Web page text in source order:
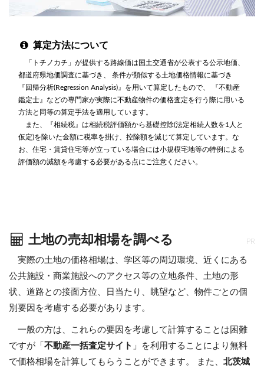
算定方法について
「トチノカチ」が提供する路線価は国土交通省が公表する公示地価、
都道府県地価調査に基づき、 条件が類似する土地価格情報に基づき
『回帰分析(Regression Analysis)』を用いて算定したもので、 『不動産
鑑定士』などの専門家が実際に不動産物件の価格査定を行う際に用いる
方法と同等の算定手法を適用しています。
また、『相続税』は相続税評価額から基礎控除(法定相続人数を1人と
仮定)を除いた金額に税率を掛け、控除額を減じて算定しています。な
お、住宅・賃貸住宅等が立っている場合には小規模宅地等の特例による
評価額の減額を考慮する必要がある点にご注意ください。
土地の売却相場を調べる PR
実際の土地の価格相場は、学区等の周辺環境、近くにある
公共施設・商業施設へのアクセス等の立地条件、土地の形
状、道路との接面方位、日当たり、眺望など、物件ごとの個
別要因を考慮する必要があります。
一般の方は、これらの要因を考慮して計算することは困難
ですが「 不動産一括査定サイト 」を利用することにより無料
で価格相場を計算してもらうことができます。 また、 北茨城